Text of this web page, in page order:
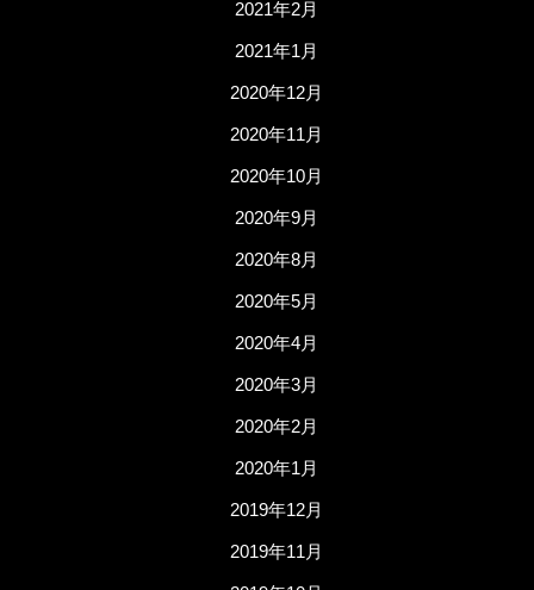
2021年2月
2021年1月
2020年12月
2020年11月
2020年10月
2020年9月
2020年8月
2020年5月
2020年4月
2020年3月
2020年2月
2020年1月
2019年12月
2019年11月